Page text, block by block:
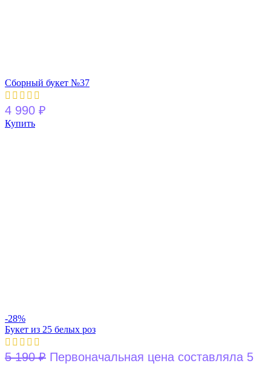
Сборный букет №37
4 990 ₽
Купить
-28%
Букет из 25 белых роз
5 190₽ Первоначальная цена составляла 5